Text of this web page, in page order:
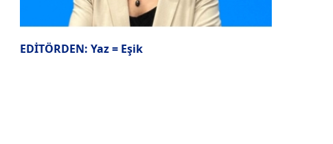
EDİTÖRDEN: Yaz = Eşik